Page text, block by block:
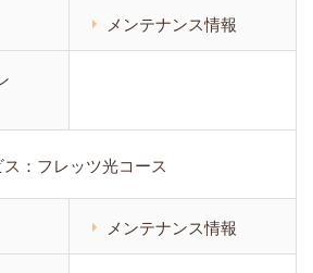
メンテナンス情報
：フレッツ光コース
メンテナンス情報